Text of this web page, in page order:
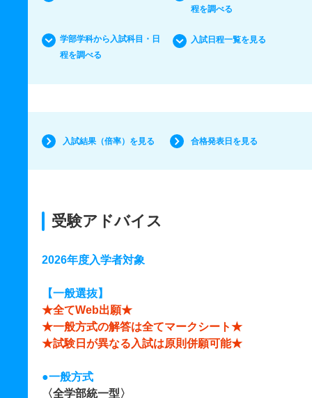
程を調べる
学部学科から入試科目・日
程を調べる
入試日程一覧を見る
入試結果（倍率）を見る 合格発表日を見る
受験アドバイス
2026年度入学者対象
【一般選抜】
★全てWeb出願★
★一般方式の解答は全てマークシート★
★試験日が異なる入試は原則併願可能★
●一般方式
〈全学部統一型〉